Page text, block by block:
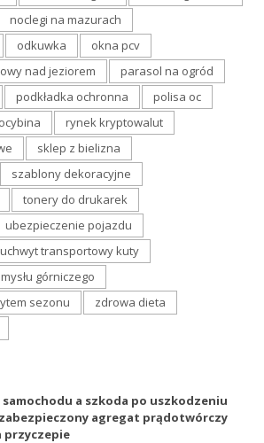
noclegi na mazurach
odkuwka
okna pcv
nad jeziorem
parasol na ogród
podkładka ochronna
polisa oc
rynek kryptowalut
sklep z bielizna
szablony dekoracyjne
tonery do drukarek
ubezpieczenie pojazdu
uchwyt transportowy kuty
górniczego
sezonu
zdrowa dieta
a szkoda po uszkodzeniu
agregat prądotwórczy
przyczepie